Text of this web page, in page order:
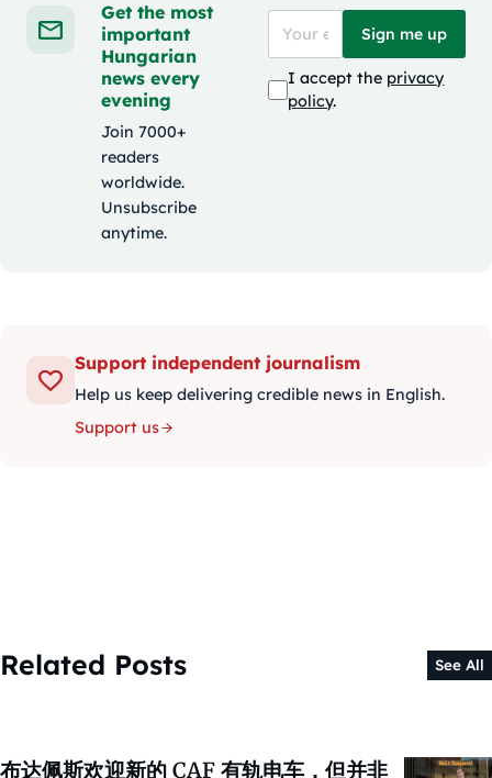
Get the most
important
Hungarian
news every
evening
Join 7000+
readers
worldwide.
Unsubscribe
anytime.
Sign me up
I accept the privacy
policy.
Support independent journalism
Help us keep delivering credible news in English.
Support us
Related Posts See All
布达佩斯欢迎新的 CAF 有轨电车，但并非